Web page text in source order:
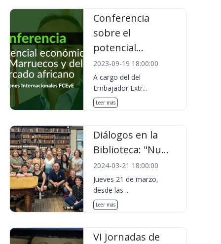
Conferencia
sobre el
potencial...
2023-09-19 18:00:00
A cargo del del
Embajador Extr...
Leer más
Diálogos en la
Biblioteca: "Nu...
2024-03-21 18:00:00
Jueves 21 de marzo,
desde las ...
Leer más
VI Jornadas de